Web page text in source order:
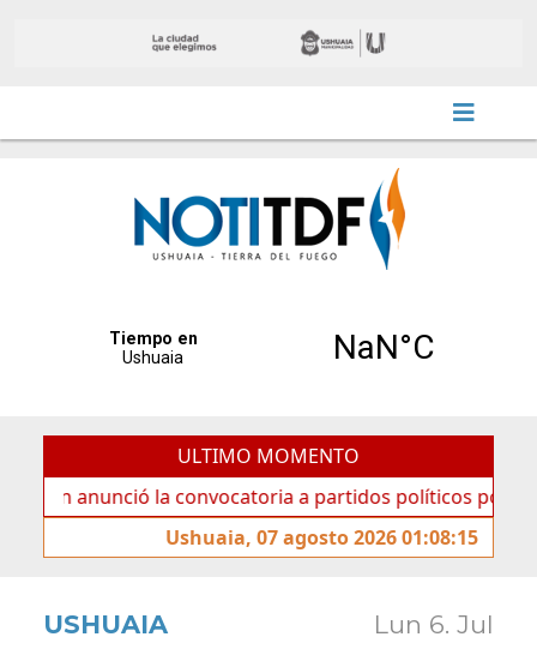
ULTIMO MOMENTO
anunció la convocatoria a partidos políticos por «ficha
Ushuaia, 07 agosto 2026 01:08:15
USHUAIA Lun 6. Jul